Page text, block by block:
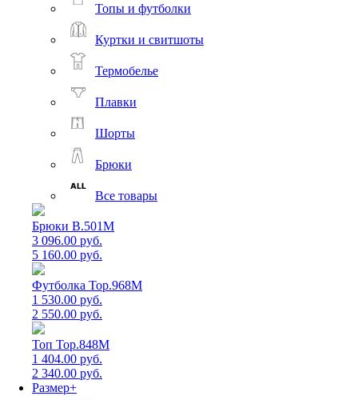
Топы и футболки
Куртки и свитшоты
Термобелье
Плавки
Шорты
Брюки
Все товары
Брюки B.501M
3 096.00 руб.
5 160.00 руб.
Футболка Top.968M
1 530.00 руб.
2 550.00 руб.
Топ Top.848M
1 404.00 руб.
2 340.00 руб.
Размер+